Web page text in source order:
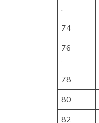
.
74
76
.
78
80
82